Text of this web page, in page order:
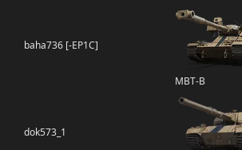
baha736 [-EP1C]
MBT-B
dok573_1